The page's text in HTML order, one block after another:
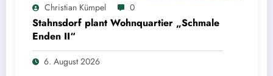
Christian Kümpel 0
Stahnsdorf plant Wohnquartier „Schmale
Enden II“
6. August 2026